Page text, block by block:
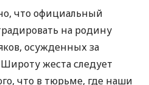
что официальный
на родину
осужденных за
жеста следует
что в тюрьме, где наши